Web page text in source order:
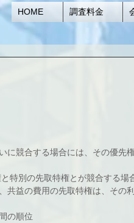
HOME 調査料金
に競合する場合には、その優先
特別の先取特権とが競合する
共益の費用の先取特権は、その
の順位